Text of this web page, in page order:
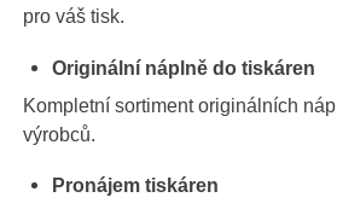
pro váš tisk.
Originální náplně do tiskáren
Kompletní sortiment originálních
výrobců.
Pronájem tiskáren